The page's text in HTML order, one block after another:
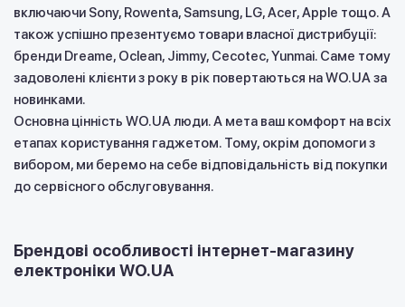
включаючи Sony, Rowenta, Samsung, LG, Acer, Apple тощо. А
також успішно презентуємо товари власної дистрибуції:
бренди Dreame, Oclean, Jimmy, Cecotec, Yunmai. Саме тому
задоволені клієнти з року в рік повертаються на WO.UA за
новинками.
Основна цінність WO.UA люди. А мета ваш комфорт на всіх
етапах користування гаджетом. Тому, окрім допомоги з
вибором, ми беремо на себе відповідальність від покупки
до сервісного обслуговування.
Брендові особливості інтернет-магазину
електроніки WO.UA